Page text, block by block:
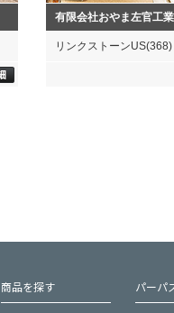
有限会社おやま左官工
リンクストーンUS(368)
商品を探す パーパ